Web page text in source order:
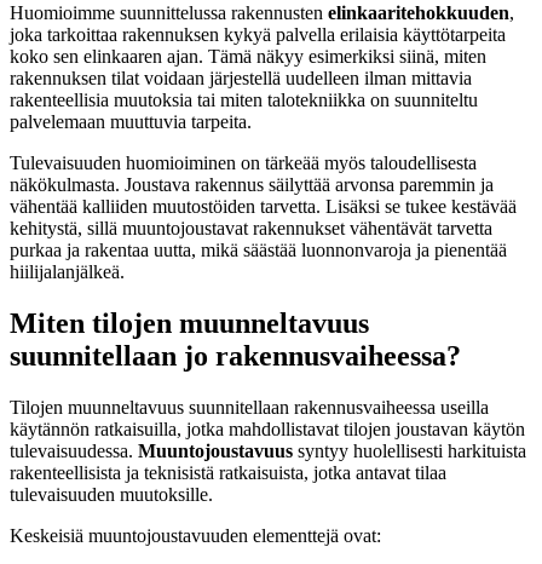
Huomioimme suunnittelussa rakennusten elinkaaritehokkuuden,
joka tarkoittaa rakennuksen kykyä palvella erilaisia käyttötarpeita
koko sen elinkaaren ajan. Tämä näkyy esimerkiksi siinä, miten
rakennuksen tilat voidaan järjestellä uudelleen ilman mittavia
rakenteellisia muutoksia tai miten talotekniikka on suunniteltu
palvelemaan muuttuvia tarpeita.
Tulevaisuuden huomioiminen on tärkeää myös taloudellisesta
näkökulmasta. Joustava rakennus säilyttää arvonsa paremmin ja
vähentää kalliiden muutostöiden tarvetta. Lisäksi se tukee kestävää
kehitystä, sillä muuntojoustavat rakennukset vähentävät tarvetta
purkaa ja rakentaa uutta, mikä säästää luonnonvaroja ja pienentää
hiilijalanjälkeä.
Miten tilojen muunneltavuus
suunnitellaan jo rakennusvaiheessa?
Tilojen muunneltavuus suunnitellaan rakennusvaiheessa useilla
käytännön ratkaisuilla, jotka mahdollistavat tilojen joustavan käytön
tulevaisuudessa. Muuntojoustavuus syntyy huolellisesti harkituista
rakenteellisista ja teknisistä ratkaisuista, jotka antavat tilaa
tulevaisuuden muutoksille.
Keskeisiä muuntojoustavuuden elementtejä ovat: